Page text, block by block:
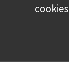
cookies